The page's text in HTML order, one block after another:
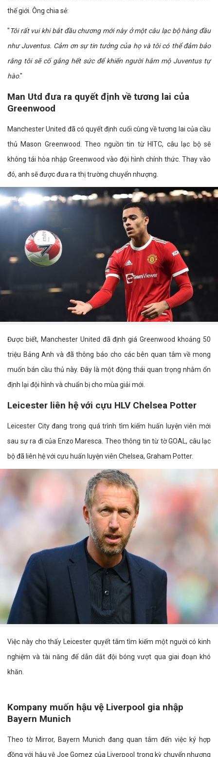
thế giới. Ông chia sẻ:
"Tôi rất vui khi bắt đầu chương mới này ở một câu lạc bộ hàng đầu
như Juventus. Cảm ơn sự tin tưởng của họ và tôi có thể đảm bảo
rằng tôi sẽ cố gắng hết sức để khiến người hâm mộ Juventus tự
hào."
Man Utd đưa ra quyết định về tương lai của
Greenwood
Manchester United đã có quyết định cuối cùng về tương lai của cầu
thủ Mason Greenwood. Theo nguồn tin từ HITC, câu lạc bộ sẽ
không tái hòa nhập Greenwood vào đội hình chính thức. Thay vào
đó, anh sẽ được đưa ra thị trường chuyển nhượng.
Được biết, Manchester United đã định giá Greenwood khoảng 50
triệu Bảng Anh và đã thông báo cho các bên quan tâm về mong
muốn bán cầu thủ này. Đây là một động thái quan trọng nhằm ổn
định lại đội hình và chuẩn bị cho mùa giải mới.
Leicester liên hệ với cựu HLV Chelsea Potter
Leicester City đang trong quá trình tìm kiếm huấn luyện viên mới
sau sự ra đi của Enzo Maresca. Theo thông tin từ tờ GOAL, câu lạc
bộ đã liên hệ với cựu huấn luyện viên Chelsea, Graham Potter.
Việc này cho thấy Leicester quyết tâm tìm kiếm một người có kinh
nghiệm và tài năng để dẫn dắt đội bóng vượt qua giai đoạn khó
khăn.
Kompany muốn hậu vệ Liverpool gia nhập
Bayern Munich
Theo tờ Mirror, Bayern Munich đang quan tâm đến việc ký hợp
đồng với hậu vệ Joe Gomez của Liverpool trong kỳ chuyển nhượng